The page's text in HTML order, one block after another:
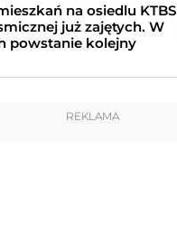
na osiedlu KTBS
już zajętych. W
powstanie kolejny
REKLAMA